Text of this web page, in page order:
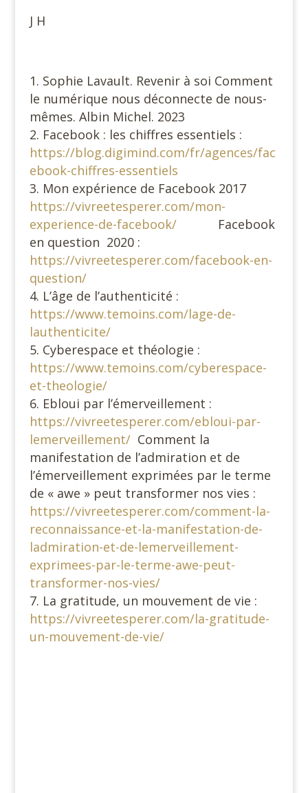
J H
Sophie Lavault. Revenir à soi Comment
le numérique nous déconnecte de nous-
mêmes. Albin Michel. 2023
Facebook : les chiffres essentiels :
https://blog.digimind.com/fr/agences/fac
ebook-chiffres-essentiels
Mon expérience de Facebook 2017
https://vivreetesperer.com/mon-
experience-de-facebook/Facebook
en question 2020 :
https://vivreetesperer.com/facebook-en-
question/
L’âge de l’authenticité :
https://www.temoins.com/lage-de-
lauthenticite/
Cyberespace et théologie :
https://www.temoins.com/cyberespace-
et-theologie/
Ebloui par l’émerveillement :
https://vivreetesperer.com/ebloui-par-
lemerveillement/Comment la
manifestation de l’admiration et de
l’émerveillement exprimées par le terme
de « awe » peut transformer nos vies :
https://vivreetesperer.com/comment-la-
reconnaissance-et-la-manifestation-de-
ladmiration-et-de-lemerveillement-
exprimees-par-le-terme-awe-peut-
transformer-nos-vies/
La gratitude, un mouvement de vie :
https://vivreetesperer.com/la-gratitude-
un-mouvement-de-vie/